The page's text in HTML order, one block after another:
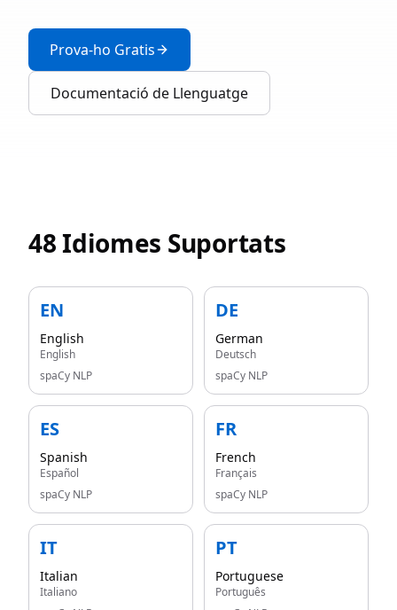
Prova-ho Gratis
Documentació de Llenguatge
48 Idiomes Suportats
EN
English
English
spaCy NLP
DE
German
Deutsch
spaCy NLP
ES
Spanish
Español
spaCy NLP
FR
French
Français
spaCy NLP
IT
Italian
Italiano
PT
Portuguese
Português